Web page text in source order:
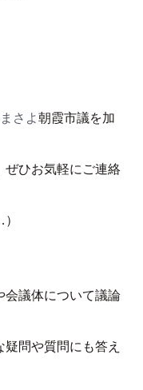
さよ朝霞市議を加
ぜひお気軽にご連絡
会議体について議論
問や質問にも答え